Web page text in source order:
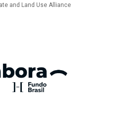
and Land Use Alliance